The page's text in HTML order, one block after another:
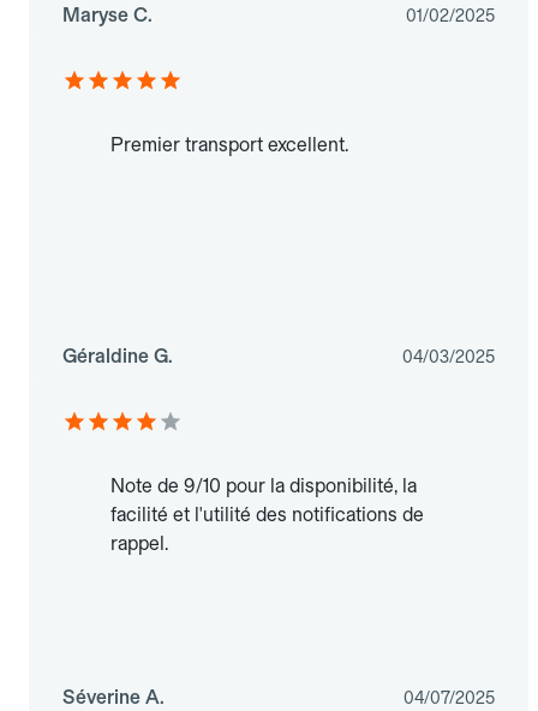
Maryse C. 01/02/2025
Premier transport excellent.
Géraldine G. 04/03/2025
Note de 9/10 pour la disponibilité, la
facilité et l'utilité des notifications de
rappel.
Séverine A. 04/07/2025